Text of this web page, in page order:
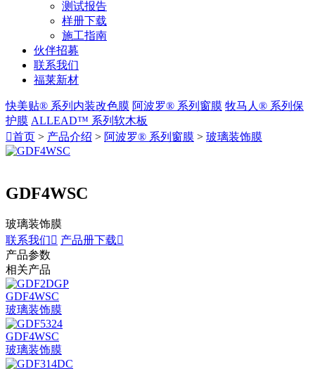
测试报告
样册下载
施工指南
伙伴招募
联系我们
福莱新材
快美贴® 系列内装改色膜 阿波罗® 系列窗膜 牧马人® 系列保
护膜 ALLEAD™ 系列软木板
首页 > 产品介绍 > 阿波罗® 系列窗膜 > 玻璃装饰膜
GDF4WSC
玻璃装饰膜
联系我们 产品册下载
产品参数
相关产品
GDF4WSC
玻璃装饰膜
GDF4WSC
玻璃装饰膜